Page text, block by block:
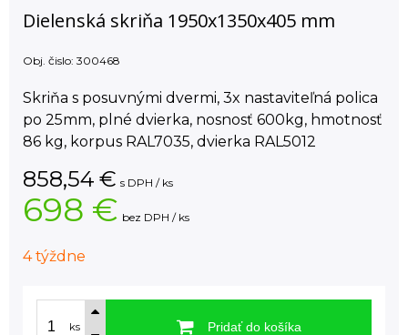
Dielenská skriňa 1950x1350x405 mm
Obj. čislo: 300468
Skriňa s posuvnými dvermi, 3x nastaviteľná polica
po 25mm, plné dvierka, nosnosť 600kg, hmotnosť
86 kg, korpus RAL7035, dvierka RAL5012
858,54 € s DPH / ks
698 € bez DPH / ks
4 týždne
ks Pridať do košíka